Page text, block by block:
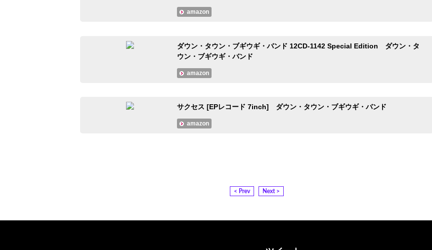
amazon
ダウン・タウン・ブギウギ・バンド 12CD-1142 Special Edition ダウン・タ
ウン・ブギウギ・バンド
amazon
サクセス [EPレコード 7inch] ダウン・タウン・ブギウギ・バンド
amazon
< Prev Next >